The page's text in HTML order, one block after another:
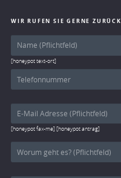
WIR RUFEN SIE GERNE ZURÜCK
[honeypot text-ort]
[honeypot fax-me] [honeypot antrag]